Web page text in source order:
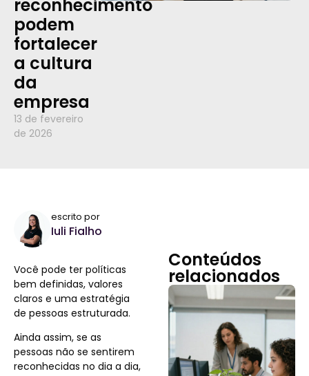
reconhecimento
podem
fortalecer
a cultura
da
empresa
13 de fevereiro
de 2026
escrito por
Iuli Fialho
Você pode ter políticas
bem definidas, valores
claros e uma estratégia
de pessoas estruturada.
Ainda assim, se as
pessoas não se sentirem
reconhecidas no dia a dia,
Conteúdos
relacionados